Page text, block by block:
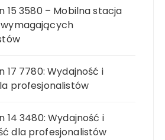
15 3580 – Mobilna stacja
17 7780: Wydajność i
profesjonalistów
14 3480: Wydajność i
dla profesjonalistów